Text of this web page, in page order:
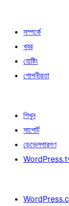
সম্পর্কে
খবর
হোষ্টিং
গোপনীয়তা
শিখুন
সাপোর্ট
ডেভেলপারগণ